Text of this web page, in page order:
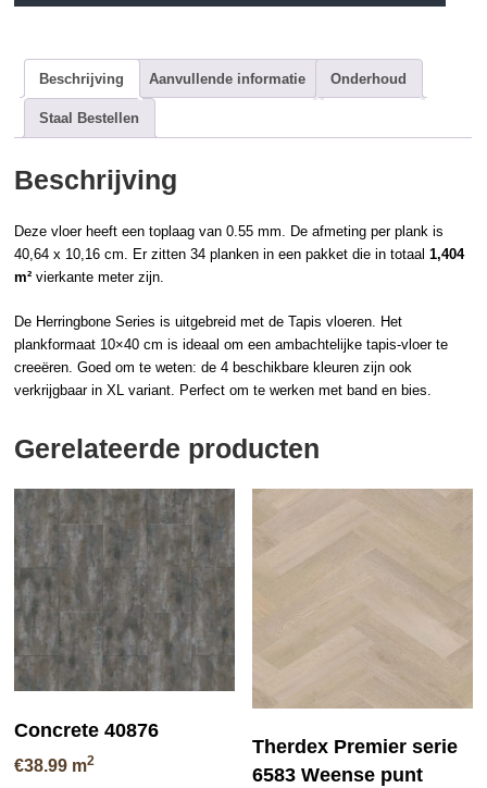
Beschrijving Aanvullende informatie Onderhoud
Staal Bestellen
Beschrijving
Deze vloer heeft een toplaag van 0.55 mm. De afmeting per plank is
40,64 x 10,16 cm. Er zitten 34 planken in een pakket die in totaal 1,404
m² vierkante meter zijn.
De Herringbone Series is uitgebreid met de Tapis vloeren. Het
plankformaat 10×40 cm is ideaal om een ambachtelijke tapis-vloer te
creeëren. Goed om te weten: de 4 beschikbare kleuren zijn ook
verkrijgbaar in XL variant. Perfect om te werken met band en bies.
Gerelateerde producten
Concrete 40876
€38.99 m2
Therdex Premier serie
6583 Weense punt